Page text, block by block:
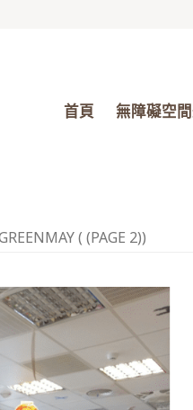
首頁 無障礙空
( (PAGE 2))